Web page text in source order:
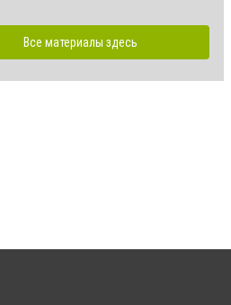
Все материалы здесь